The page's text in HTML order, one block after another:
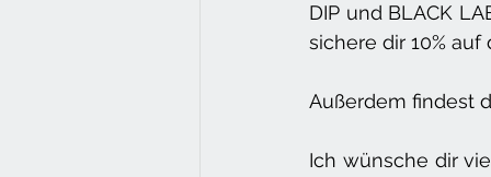
DIP und BLACK
sichere dir 10%
Außerdem findest
Ich wünsche dir